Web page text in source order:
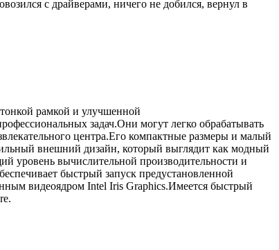
с драйверами, ничего не добился, вернул в
рамкой и улучшенной
задач.Они могут легко обрабатывать
центра.Его компактные размеры и малый
внешний дизайн, который выглядит как модный
уровень вычислительной производительности и
быстрый запуск предустановленной
видеоядром Intel Iris Graphics.Имеется быстрый